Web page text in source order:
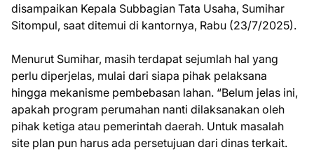
disampaikan Kepala Subbagian Tata Usaha, Sumihar
Sitompul, saat ditemui di kantornya, Rabu (23/7/2025).
Menurut Sumihar, masih terdapat sejumlah hal yang
perlu diperjelas, mulai dari siapa pihak pelaksana
hingga mekanisme pembebasan lahan. “Belum jelas ini,
apakah program perumahan nanti dilaksanakan oleh
pihak ketiga atau pemerintah daerah. Untuk masalah
site plan pun harus ada persetujuan dari dinas terkait.